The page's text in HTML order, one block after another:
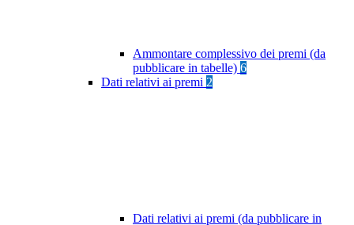
Ammontare complessivo dei premi (da
pubblicare in tabelle) 6
Dati relativi ai premi 2
Dati relativi ai premi (da pubblicare in